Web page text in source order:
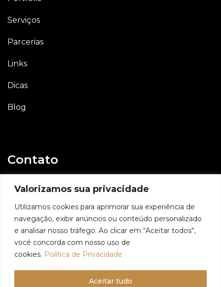
Valorizamos sua privacidade
Utilizamos cookies para aprimorar sua experiência de
navegação, exibir anúncios ou conteúdo personalizado
e analisar nosso tráfego. Ao clicar em “Aceitar todos”,
você concorda com nosso uso de
cookies. Política de Privacidade
Aceitar tudo
Serviços
Parcerias
Links
Dicas
Blog
Contato
E-mail
Whatsapp
11 98991 6509